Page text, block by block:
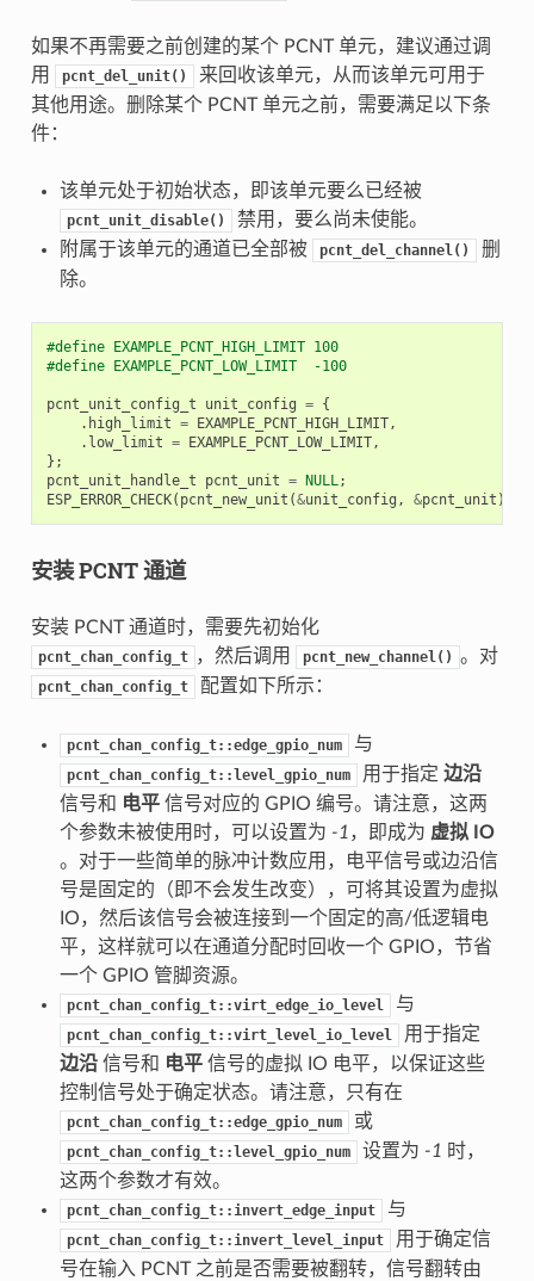
如果不再需要之前创建的某个 PCNT 单元，建议通过调
用
pcnt_del_unit()
来回收该单元，从而该单元可用于
其他用途。删除某个 PCNT 单元之前，需要满足以下条
件：
该单元处于初始状态，即该单元要么已经被
pcnt_unit_disable()
禁用，要么尚未使能。
附属于该单元的通道已全部被
pcnt_del_channel()
删
除。
#define EXAMPLE_PCNT_HIGH_LIMIT 100
#define EXAMPLE_PCNT_LOW_LIMIT  -100
pcnt_unit_config_t unit_config = {
. high_limit = EXAMPLE_PCNT_HIGH_LIMIT,
. low_limit = EXAMPLE_PCNT_LOW_LIMIT,
};
pcnt_unit_handle_t
pcnt_unit = NULL;
ESP_ERROR_CHECK( pcnt_new_unit (&unit_config , &pcnt_unit ));
安装 PCNT 通道
安装 PCNT 通道时，需要先初始化
pcnt_chan_config_t ，然后调用 pcnt_new_channel() 。对
pcnt_chan_config_t 配置如下所示：
pcnt_chan_config_t::edge_gpio_num 与
pcnt_chan_config_t::level_gpio_num 用于指定 边沿
信号和 电平信号对应的 GPIO 编号。请注意，这两
个参数未被使用时，可以设置为 -1 ，即成为 虚拟 IO
。对于一些简单的脉冲计数应用，电平信号或边沿信
号是固定的（即不会发生改变），可将其设置为虚拟
IO，然后该信号会被连接到一个固定的高/低逻辑电
平，这样就可以在通道分配时回收一个 GPIO，节省
一个 GPIO 管脚资源。
pcnt_chan_config_t::virt_edge_io_level 与
pcnt_chan_config_t::virt_level_io_level
用于指定
边沿信号和 电平信号的虚拟 IO 电平，以保证这些
控制信号处于确定状态。请注意，只有在
pcnt_chan_config_t::edge_gpio_num 或
pcnt_chan_config_t::level_gpio_num 设置为 -1 时，
这两个参数才有效。
pcnt_chan_config_t::invert_edge_input 与
pcnt_chan_config_t::invert_level_input
用于确定信
号在输入 PCNT 之前是否需要被翻转，信号翻转由